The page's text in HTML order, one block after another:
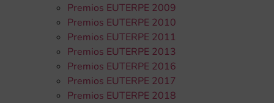
Premios EUTERPE 2009
Premios EUTERPE 2010
Premios EUTERPE 2011
Premios EUTERPE 2013
Premios EUTERPE 2016
Premios EUTERPE 2017
Premios EUTERPE 2018